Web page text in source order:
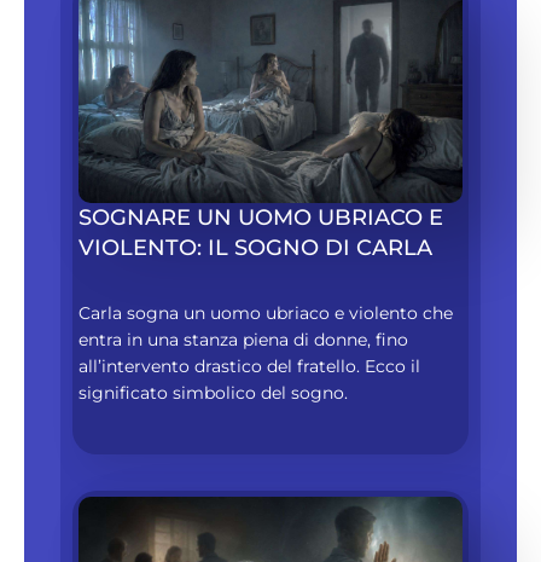
SOGNARE UN UOMO UBRIACO E
VIOLENTO: IL SOGNO DI CARLA
Carla sogna un uomo ubriaco e violento che
entra in una stanza piena di donne, fino
all’intervento drastico del fratello. Ecco il
significato simbolico del sogno.